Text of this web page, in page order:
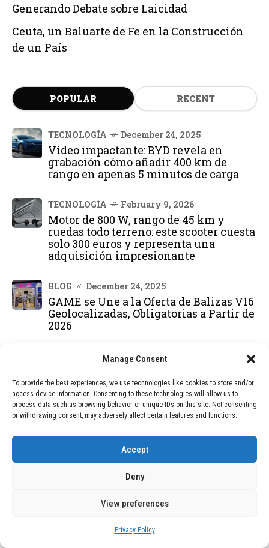
Manage Consent
To provide the best experiences, we use technologies like cookies to store and/or
access device information. Consenting to these technologies will allow us to
process data such as browsing behavior or unique IDs on this site. Not consenting
or withdrawing consent, may adversely affect certain features and functions.
Accept
Deny
View preferences
Privacy Policy
Generando Debate sobre Laicidad
Ceuta, un Baluarte de Fe en la Construcción
de un País
POPULAR RECENT
TECNOLOGÍA December 24, 2025
Vídeo impactante: BYD revela en
grabación cómo añadir 400 km de
rango en apenas 5 minutos de carga
TECNOLOGÍA February 9, 2026
Motor de 800 W, rango de 45 km y
ruedas todo terreno: este scooter cuesta
solo 300 euros y representa una
adquisición impresionante
BLOG December 24, 2025
GAME se Une a la Oferta de Balizas V16
Geolocalizadas, Obligatorias a Partir de
2026
December 24, 2025
de Ancianos de Pensilvania Deja al
Menos Dos Víctimas Fatales
DEAL OF THE MONTH
01 TECNOLOGÍA December 24, 2025
Vídeo impactante: BYD revela en
en apenas 5 minutos de carga